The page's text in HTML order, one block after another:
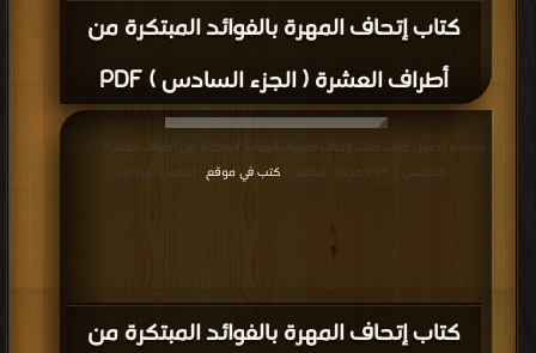
كتاب إتحاف المهرة بالفوائد المبتكرة من
أطراف العشرة ( الجزء السادس ) PDF
كتاب إتحاف المهرة بالفوائد المبتكرة من
قراءة و تحميل كتاب كتاب إتحاف المهرة بالفوائد المبتكرة من أطراف العشرة ( الجزء
الخامس ) PDF مجانا | مكتبة >
كتب في موقع | التحميل : مرة/مرات